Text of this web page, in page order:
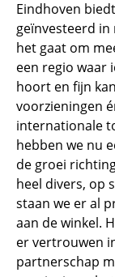
Eindhoven
geïnvesteerd in
het gaat om
een regio waar
hoort en fijn
voorzieningen
internationale
hebben we nu
de groei
heel divers, op
staan we er al
aan de winkel.
er vertrouwen
partnerschap